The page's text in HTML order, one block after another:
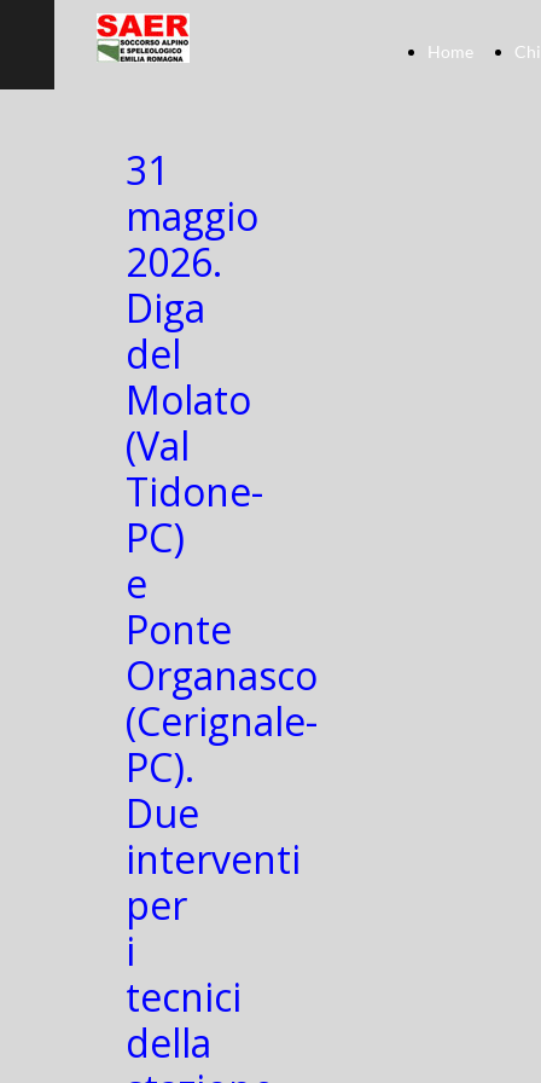
Home
31
maggio
2026.
Diga
del
Molato
(Val
Tidone-
PC)
e
Ponte
Organasco
(Cerignale-
PC).
Due
interventi
per
i
tecnici
della